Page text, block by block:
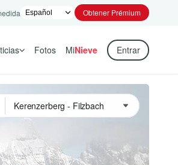
Obtener Prémium
Fotos MiNieve Entrar